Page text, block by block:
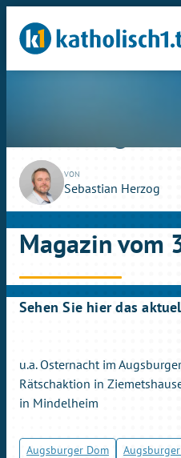
VON
Sebastian Herzog
Magazin vom
Sehen Sie hier das
u.a. Osternacht im
Rätschaktion in
in Mindelheim
Augsburger Dom